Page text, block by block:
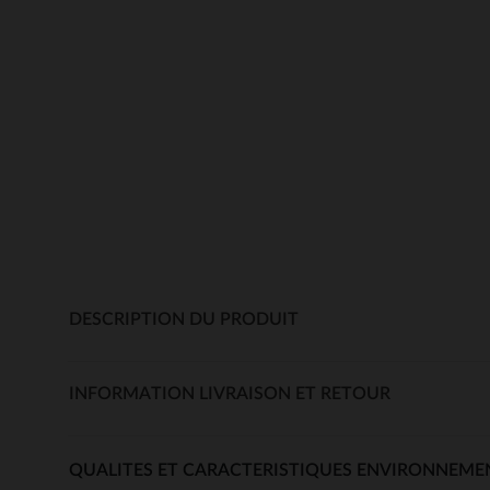
DESCRIPTION DU PRODUIT
INFORMATION LIVRAISON ET RETOUR
QUALITES ET CARACTERISTIQUES